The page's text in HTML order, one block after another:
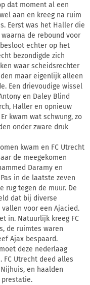
dat moment al een
aan en kreeg na ruim
Eerst was het Haller die
de rebound voor
echter op het
bezondigde zich
waar scheidsrechter
maar eigenlijk alleen
Een drievoudige wissel
en Daley Blind
Haller en opnieuw
kwam wat schwung, zo
onder zware druk
kwam en FC Utrecht
de meegekomen
Daramy en
in de laatste zeven
rug tegen de muur. De
dat bij diverse
voor een Ajacied.
in. Natuurlijk kreeg FC
de ruimtes waren
Ajax bespaard.
deze nederlaag
Utrecht deed alles
en haalden
prestatie.